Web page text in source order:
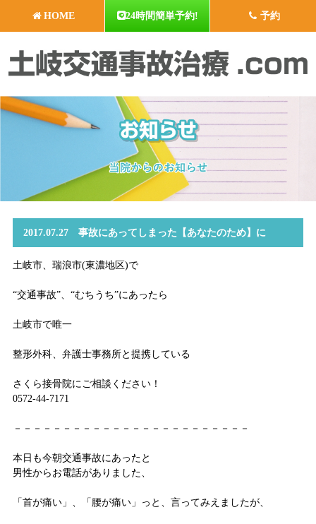
HOME 24時間簡単予約! 予約
2017.07.27 事故にあってしまった【あなたのため】に
土岐市、瑞浪市(東濃地区)で
“交通事故”、“むちうち”にあったら
土岐市で唯一
整形外科、弁護士事務所と提携している
さくら接骨院にご相談ください！
0572-44-7171
－－－－－－－－－－－－－－－－－－－－－－－－
本日も今朝交通事故にあったと
男性からお電話がありました、
「首が痛い」、「腰が痛い」っと、言ってみえましたが、